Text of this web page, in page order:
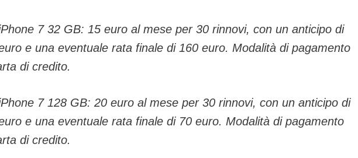
7 32 GB: 15 euro al mese per 30 rinnovi, con un anticipo di
e una eventuale rata finale di 160 euro. Modalità di pagamento
di credito.
7 128 GB: 20 euro al mese per 30 rinnovi, con un anticipo di
e una eventuale rata finale di 70 euro. Modalità di pagamento
di credito.